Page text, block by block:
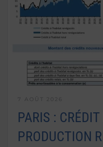
PARIS :
PRODUCTION